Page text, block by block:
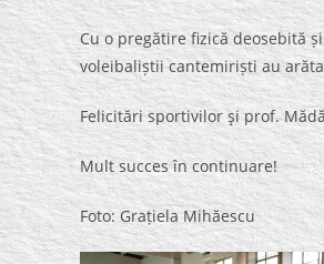
Cu o pregătire fizică deosebită
voleibaliștii cantemiriști au
Felicitări sportivilor şi prof.
Mult succes în continuare!
Foto: Grațiela Mihăescu